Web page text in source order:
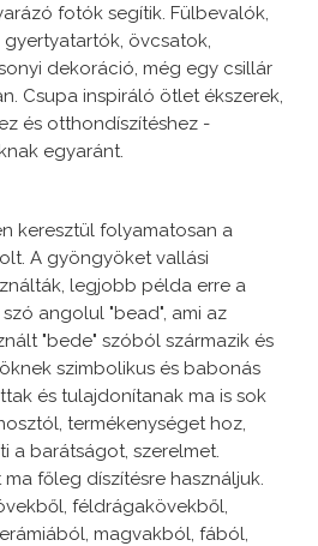
fotók segítik. Fülbevalók,
övcsatok,
dekoráció, még egy csillár
Csupa inspiráló ötlet ékszerek,
és otthondíszítéshez -
egyaránt.
keresztül folyamatosan a
A gyöngyöket vallási
legjobb példa erre a
angolul "bead", ami az
"bede" szóból származik és
szimbolikus és babonás
és tulajdonítanak ma is sok
termékenységet hoz,
a barátságot, szerelmet.
főleg díszítésre használjuk.
féldrágakövekből,
magvakból, fából,